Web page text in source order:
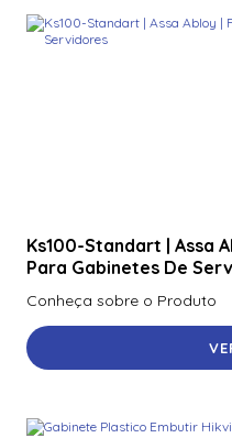
Ks100-Standart | Assa
Para Gabinetes De
Conheça sobre o Produto